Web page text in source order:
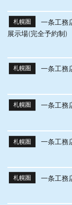
札幌圏
一条工務
展示場(完全予約制)
札幌圏 一条工務
札幌圏 一条工務
札幌圏 一条工務
札幌圏 一条工務